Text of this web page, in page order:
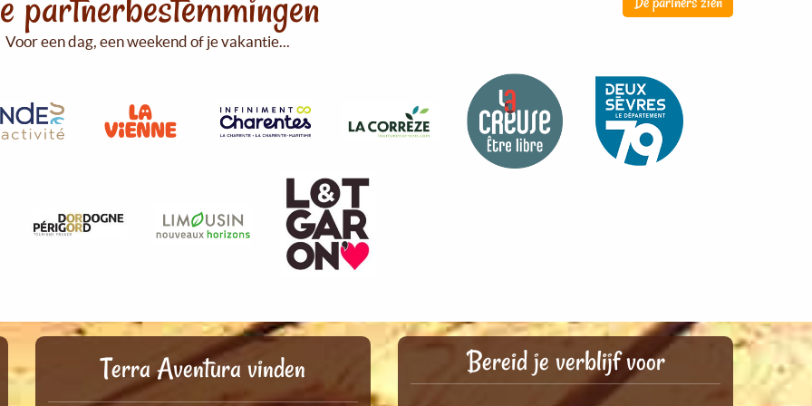
Voor een dag, een weekend of je vakantie...
Terra Aventura vinden Bereid je verblijf voor